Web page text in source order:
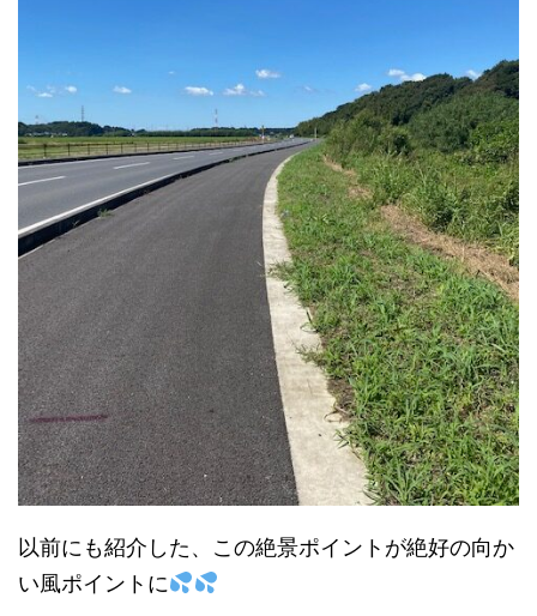
以前にも紹介した、この絶景ポイントが絶好の向か
い風ポイントに